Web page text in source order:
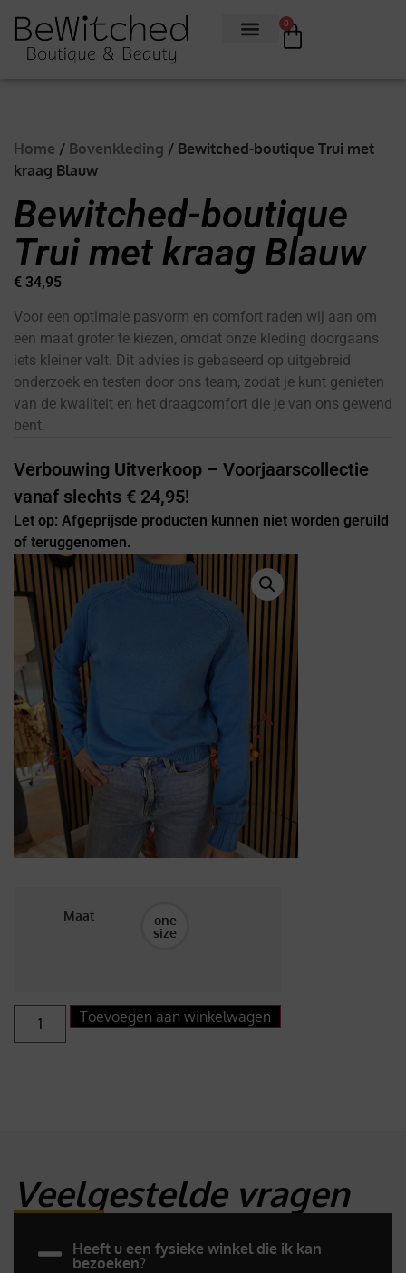
0
Home / Bovenkleding / Bewitched-boutique Trui met
kraag Blauw
Bewitched-boutique
Trui met kraag Blauw
€ 34,95
Voor een optimale pasvorm en comfort raden wij aan om
een maat groter te kiezen, omdat onze kleding doorgaans
iets kleiner valt. Dit advies is gebaseerd op uitgebreid
onderzoek en testen door ons team, zodat je kunt genieten
van de kwaliteit en het draagcomfort die je van ons gewend
bent.
Verbouwing Uitverkoop – Voorjaarscollectie
vanaf slechts € 24,95!
Let op: Afgeprijsde producten kunnen niet worden geruild
of teruggenomen.
Maat one
size
Toevoegen aan winkelwagen
Veelgestelde vragen
Heeft u een fysieke winkel die ik kan
bezoeken?